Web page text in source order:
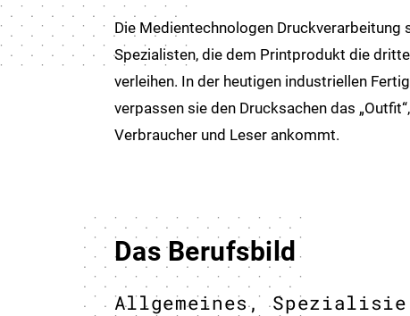
Die Medientechnologen Druckverarbeitung
Spezialisten, die dem Printprodukt die
verleihen. In der heutigen industriellen
verpassen sie den Druck­sachen das
Verbraucher und Leser ankommt.
Das Berufsbild
Allgemeines,